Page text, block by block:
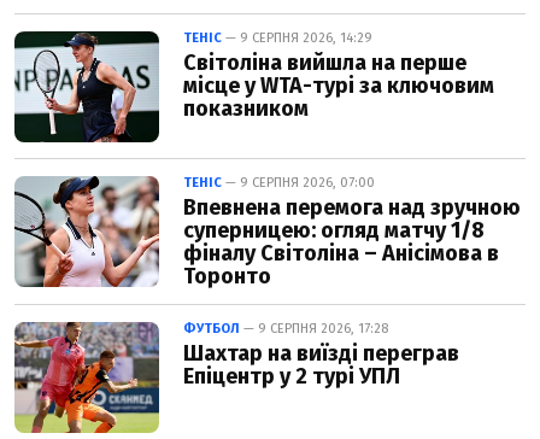
ТЕНІС — 9 СЕРПНЯ 2026, 14:29
Світоліна вийшла на перше
місце у WTA-турі за ключовим
показником
ТЕНІС — 9 СЕРПНЯ 2026, 07:00
Впевнена перемога над зручною
суперницею: огляд матчу 1/8
фіналу Світоліна – Анісімова в
Торонто
ФУТБОЛ — 9 СЕРПНЯ 2026, 17:28
Шахтар на виїзді переграв
Епіцентр у 2 турі УПЛ